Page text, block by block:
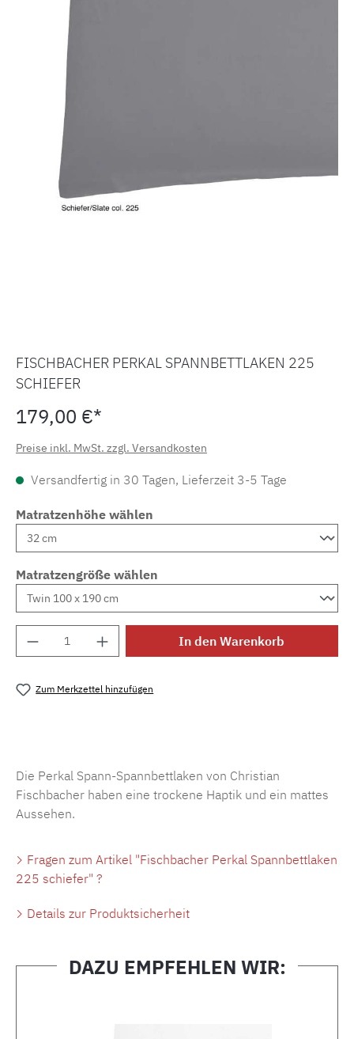
FISCHBACHER PERKAL SPANNBETTLAKEN 225
SCHIEFER
179,00 €*
Preise inkl. MwSt. zzgl. Versandkosten
Versandfertig in 30 Tagen, Lieferzeit 3-5 Tage
Matratzenhöhe wählen
Matratzengröße wählen
Produkt Anzahl: Gib den gewünschten
In den Warenkorb
Zum Merkzettel hinzufügen
Die Perkal Spann-Spannbettlaken von Christian
Fischbacher haben eine trockene Haptik und ein mattes
Aussehen.
Fragen zum Artikel "Fischbacher Perkal Spannbettlaken
225 schiefer" ?
Details zur Produktsicherheit
DAZU EMPFEHLEN WIR: